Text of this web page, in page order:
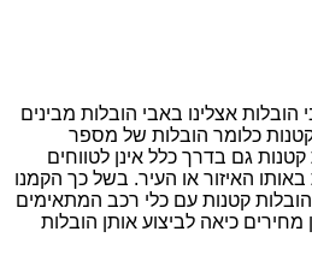
אצלינו באבי הובלות מבינים
כלומר הובלות של מספר
גם בדרך כלל אינן לטווחים
האיזור או העיר. בשל כך הקמנו
קטנות עם כלי רכב המתאימים
מחירים כיאה לביצוע אותן הובלות